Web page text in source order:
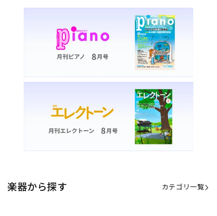
楽器から探す カテゴリ一覧